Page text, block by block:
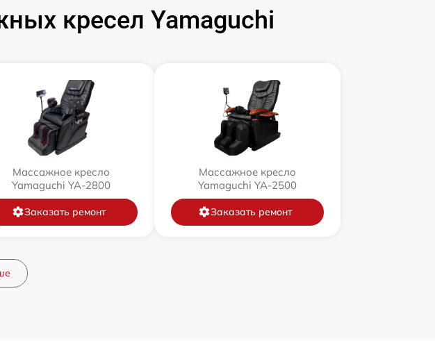
кресел Yamaguchi
Массажное кресло
Yamaguchi YA-2800
Заказать ремонт
Массажное кресло
Yamaguchi YA-2500
Заказать ремонт